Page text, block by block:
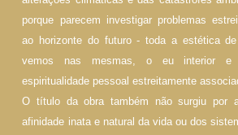
porque parecem investigar problemas
ao horizonte do futuro - toda a estética
vemos nas mesmas, o eu interior e
espiritualidade pessoal estreitamente
O título da obra também não surgiu por
afinidade inata e natural da vida ou dos